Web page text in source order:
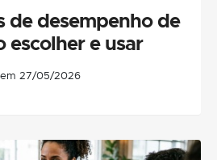
de desempenho de
escolher e usar
em 27/05/2026